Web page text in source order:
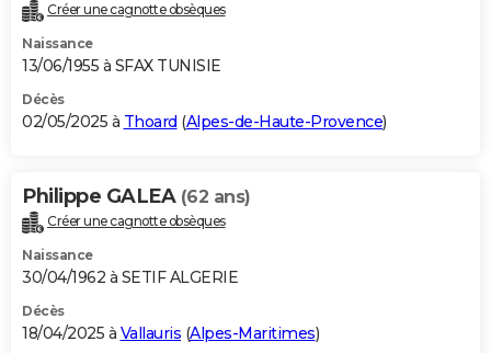
Créer une cagnotte obsèques
Naissance
13/06/1955 à SFAX TUNISIE
Décès
02/05/2025 à Thoard (Alpes-de-Haute-Provence)
Philippe GALEA (62 ans)
Créer une cagnotte obsèques
Naissance
30/04/1962 à SETIF ALGERIE
Décès
18/04/2025 à Vallauris (Alpes-Maritimes)